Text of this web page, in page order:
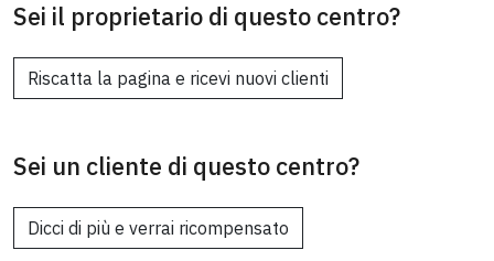
Sei il proprietario di questo centro?
Riscatta la pagina e ricevi nuovi clienti
Sei un cliente di questo centro?
Dicci di più e verrai ricompensato